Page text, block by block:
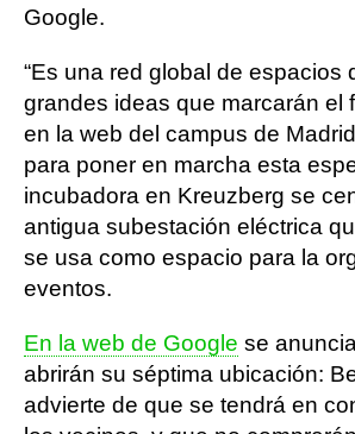
Google.
“Es una red global de espacios
grandes ideas que marcarán el
en la web del campus de
para poner en marcha esta
incubadora en Kreuzberg se
antigua subestación eléctrica
se usa como espacio para la
eventos.
En la web de Google se
abrirán su séptima ubicación:
advierte de que se tendrá en